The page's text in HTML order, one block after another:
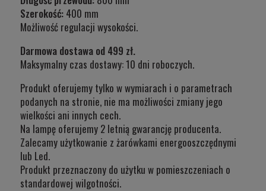
Szerokość: 400 mm
Możliwość regulacji wysokości.
Darmowa dostawa od 499 zł.
Maksymalny czas dostawy: 10 dni roboczych.
Produkt oferujemy tylko w wymiarach i o parametrach
podanych na stronie, nie ma możliwości zmiany jego
wielkości ani innych cech.
Na lampę oferujemy 2 letnią gwarancję producenta.
Zalecamy użytkowanie z żarówkami energooszczędnymi
lub Led.
Produkt przeznaczony do użytku w pomieszczeniach o
standardowej wilgotności.